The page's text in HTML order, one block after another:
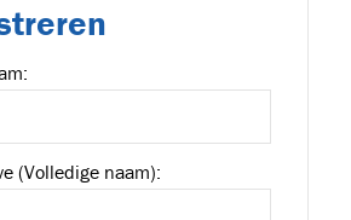
(Volledige naam):